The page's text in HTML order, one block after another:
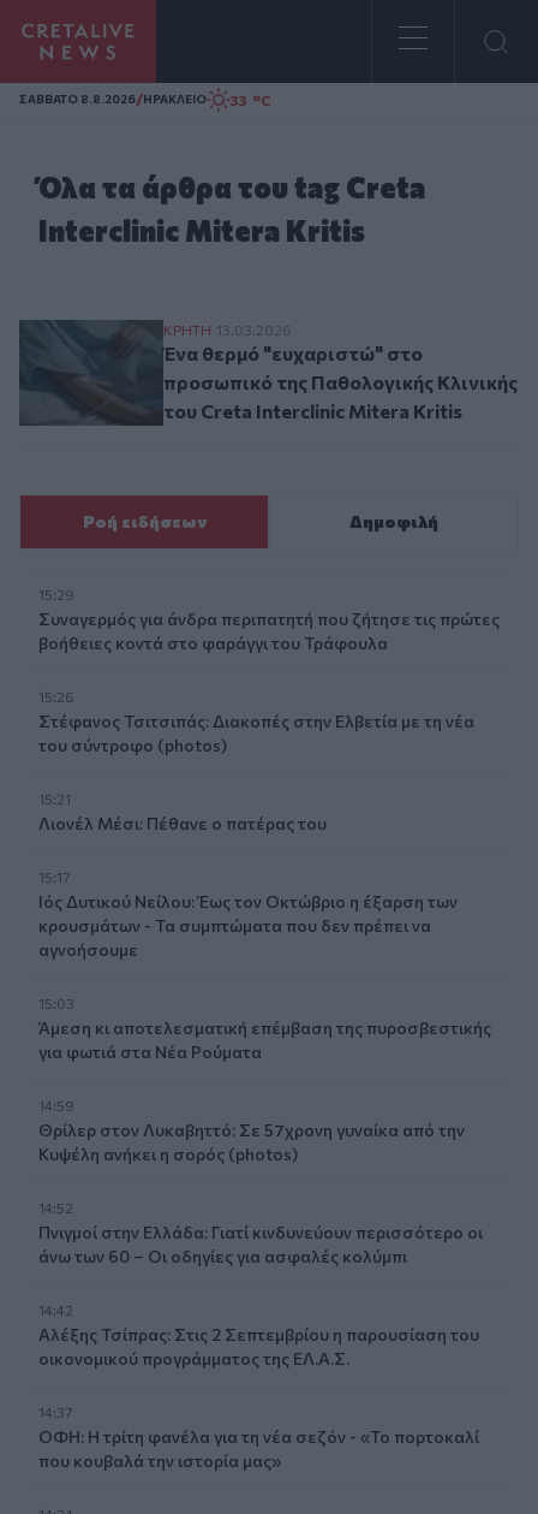
Homepage
ΣAΒΒΑΤΟ 8.8.2026/ΗΡΑΚΛΕΙΟ 33 °C
Όλα τα άρθρα του tag Creta
Interclinic Mitera Kritis
Ένα θερμό "ευχαριστώ" στο προσωπικό
ΚΡΗΤΗ 13.03.2026
Ένα θερμό "ευχαριστώ" στο
προσωπικό της Παθολογικής Κλινικής
του Creta Interclinic Mitera Kritis
Ροή ειδήσεων Δημοφιλή
15:29
Συναγερμός για άνδρα περιπατητή που ζήτησε τις πρώτες
βοήθειες κοντά στο φαράγγι του Τράφουλα
15:26
Στέφανος Τσιτσιπάς: Διακοπές στην Ελβετία με τη νέα
του σύντροφο (photos)
15:21
Λιονέλ Μέσι: Πέθανε ο πατέρας του
15:17
Ιός Δυτικού Νείλου: Έως τον Οκτώβριο η έξαρση των
κρουσμάτων - Τα συμπτώματα που δεν πρέπει να
αγνοήσουμε
15:03
Άμεση κι αποτελεσματική επέμβαση της πυροσβεστικής
για φωτιά στα Νέα Ρούματα
14:59
Θρίλερ στον Λυκαβηττό: Σε 57χρονη γυναίκα από την
Κυψέλη ανήκει η σορός (photos)
14:52
Πνιγμοί στην Ελλάδα: Γιατί κινδυνεύουν περισσότερο οι
άνω των 60 – Οι οδηγίες για ασφαλές κολύμπι
14:42
Αλέξης Τσίπρας: Στις 2 Σεπτεμβρίου η παρουσίαση του
οικονομικού προγράμματος της ΕΛ.Α.Σ.
14:37
ΟΦΗ: Η τρίτη φανέλα για τη νέα σεζόν - «Το πορτοκαλί
που κουβαλά την ιστορία μας»